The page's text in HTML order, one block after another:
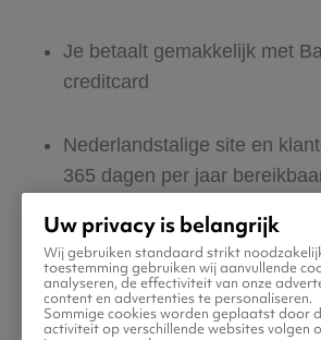
Je betaalt gemakkelijk met
creditcard
Nederlandstalige site en
365 dagen per jaar
Zeker van veilig boeken en
Boek ook direct een hotel of
in Deadhorse
Uw privacy is belangrijk
Wij gebruiken standaard strikt
toestemming gebruiken wij aanvullende
analyseren, de effectiviteit van onze
content en advertenties te personaliseren.
Sommige cookies worden geplaatst door
activiteit op verschillende websites volgen